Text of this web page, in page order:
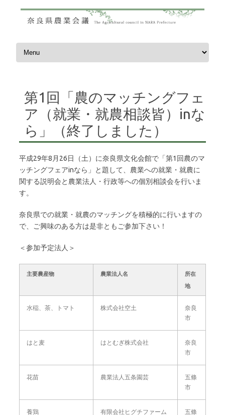
コンテンツへスキップ
第1回「農のマッチングフェ
ア（就業・就農相談皆）inな
ら」（終了しました）
平成29年8月26日（土）に奈良県文化会館で「第1回農のマ
ッチングフェアinなら」と題して、農業への就業・就農に
関する説明会と農業法人・行政等への個別相談会を行いま
す。
奈良県での就業・就農のマッチングを積極的に行いますの
で、ご興味のある方は是非ともご参加下さい！
＜参加予定法人＞
主要農産物 農業法人名
所在
地
水稲、茶、トマト 株式会社空土
奈良
市
はと麦 はとむぎ株式会社
奈良
市
花苗 農業法人五条園芸
五條
市
養鶏 有限会社ヒグチファーム
五條